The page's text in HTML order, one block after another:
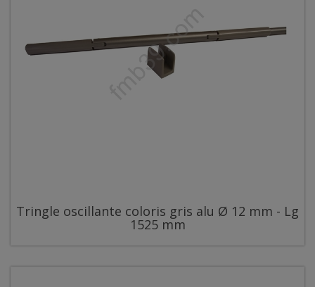
Tringle oscillante coloris gris alu Ø 12 mm - Lg
1525 mm